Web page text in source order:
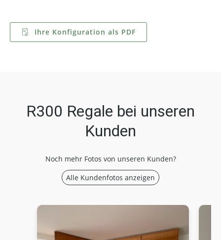
Ihre Konfiguration als PDF
R300 Regale bei unseren
Kunden
Noch mehr Fotos von unseren Kunden?
Alle Kundenfotos anzeigen